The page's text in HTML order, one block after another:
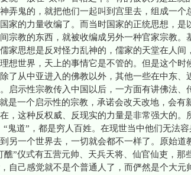
弄鬼的，就把他们一起叫到宫里去，组成一个
家的力量收编了。而当时国家的正统思想，是
宗教的东西，就被收编成另外一种官家宗教。
家思想是反对怪力乱神的，儒家的天堂在人间
想世界，天上的事情它是不管的。但是这个时
了从中亚进入的佛教以外，其他一些在中东、
启示性宗教传入中国以后，一方面有讲佛法
是一个启示性的宗教，承诺会改天改地，会有
，这种反权威、反现实的力量是非常强大的。
“鬼道”，都是穷人百姓。在现世当中他们无法
另一个世界去，一切就会都不一样了。原始
醮”仪式有五营元帅、天兵天将、仙官仙吏，那
自己感觉就不是个普通人了，而俨然是个大元